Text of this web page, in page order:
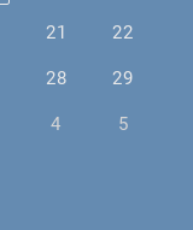
21
22
28
29
4 5